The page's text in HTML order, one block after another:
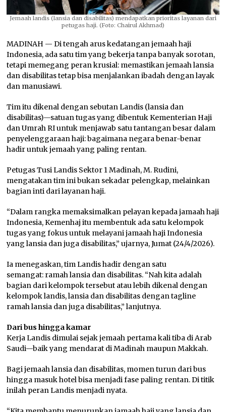
Jemaah landis (lansia dan disabilitas) mendapatkan prioritas layanan dari
petugas haji. (Foto: Chairul Akhmad)
MADINAH — Di tengah arus kedatangan jemaah haji
Indonesia, ada satu tim yang bekerja tanpa banyak sorotan,
tetapi memegang peran krusial: memastikan jemaah lansia
dan disabilitas tetap bisa menjalankan ibadah dengan layak
dan manusiawi.
Tim itu dikenal dengan sebutan Landis (lansia dan
disabilitas)—satuan tugas yang dibentuk Kementerian Haji
dan Umrah RI untuk menjawab satu tantangan besar dalam
penyelenggaraan haji: bagaimana negara benar-benar
hadir untuk jemaah yang paling rentan.
Petugas Tusi Landis Sektor 1 Madinah, M. Rudini,
mengatakan tim ini bukan sekadar pelengkap, melainkan
bagian inti dari layanan haji.
“Dalam rangka memaksimalkan pelayan kepada jamaah haji
Indonesia, Kemenhaj itu membentuk ada satu kelompok
tugas yang fokus untuk melayani jamaah haji Indonesia
yang lansia dan juga disabilitas,” ujarnya, Jumat (24/4/2026).
Ia menegaskan, tim Landis hadir dengan satu
semangat: ramah lansia dan disabilitas. “Nah kita adalah
bagian dari kelompok tersebut atau lebih dikenal dengan
kelompok landis, lansia dan disabilitas dengan tagline
ramah lansia dan juga disabilitas,” lanjutnya.
Dari bus hingga kamar
Kerja Landis dimulai sejak jemaah pertama kali tiba di Arab
Saudi—baik yang mendarat di Madinah maupun Makkah.
Bagi jemaah lansia dan disabilitas, momen turun dari bus
hingga masuk hotel bisa menjadi fase paling rentan. Di titik
inilah peran Landis menjadi nyata.